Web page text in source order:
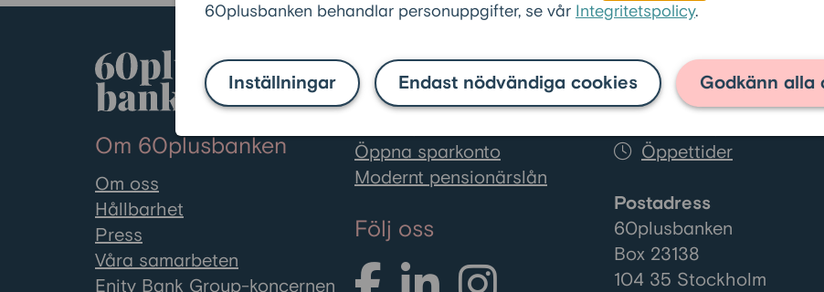
60plusbanken behandlar personuppgifter, se vår Integritetspolicy.
Inställningar Endast nödvändiga cookies Godkänn alla
Om 60plusbanken
Om oss
Hållbarhet
Press
Våra samarbeten
Enity Bank Group-koncernen
Våra tjänster
60pluslånet
Öppna sparkonto
Modernt pensionärslån
Följ oss
Kundservice
08-501 01 200
Öppettider
Postadress
60plusbanken
Box 23138
104 35 Stockholm